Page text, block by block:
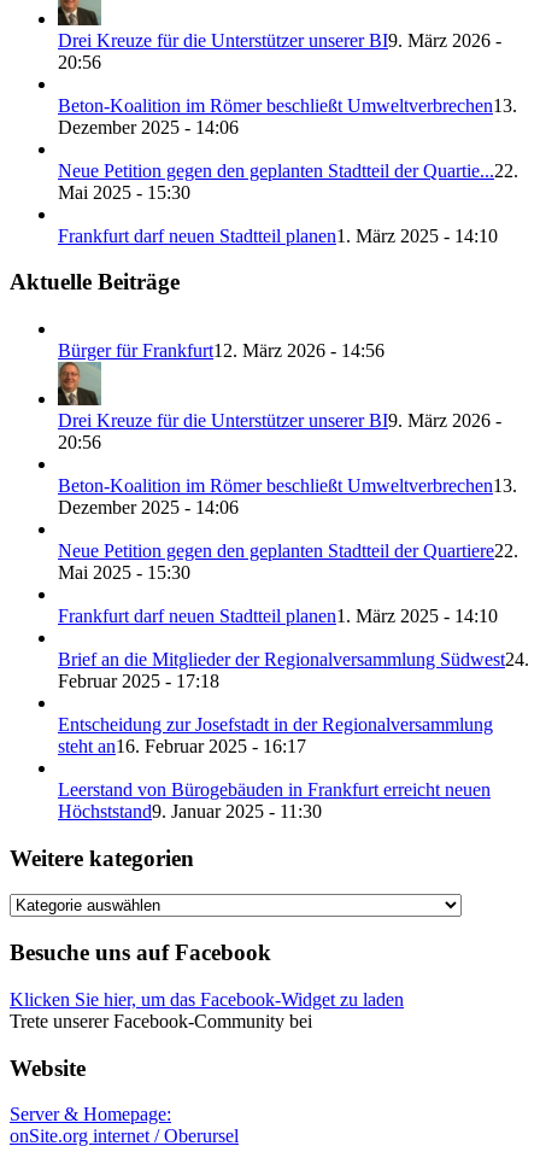
Drei Kreuze für die Unterstützer unserer BI9. März 2026 -
20:56
Beton-Koalition im Römer beschließt Umweltverbrechen13.
Dezember 2025 - 14:06
Neue Petition gegen den geplanten Stadtteil der Quartie...22.
Mai 2025 - 15:30
Frankfurt darf neuen Stadtteil planen1. März 2025 - 14:10
Aktuelle Beiträge
Bürger für Frankfurt12. März 2026 - 14:56
Drei Kreuze für die Unterstützer unserer BI9. März 2026 -
20:56
Beton-Koalition im Römer beschließt Umweltverbrechen13.
Dezember 2025 - 14:06
Neue Petition gegen den geplanten Stadtteil der Quartiere22.
Mai 2025 - 15:30
Frankfurt darf neuen Stadtteil planen1. März 2025 - 14:10
Brief an die Mitglieder der Regionalversammlung Südwest24.
Februar 2025 - 17:18
Entscheidung zur Josefstadt in der Regionalversammlung
steht an16. Februar 2025 - 16:17
Leerstand von Bürogebäuden in Frankfurt erreicht neuen
Höchststand9. Januar 2025 - 11:30
Weitere kategorien
Weitere
Besuche uns auf Facebook
Klicken Sie hier, um das Facebook-Widget zu laden
Trete unserer Facebook-Community bei
Website
Server & Homepage:
onSite.org internet / Oberursel